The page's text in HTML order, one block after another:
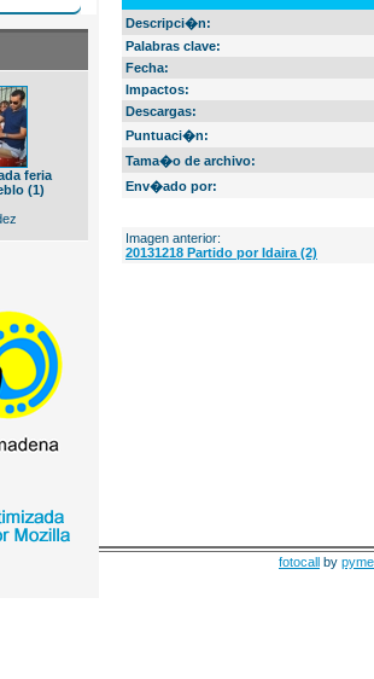
feria
(1)
Descripci�n:
Palabras clave:
Fecha:
Impactos:
Descargas:
Puntuaci�n:
Tama�o de archivo:
Env�ado por:
Imagen anterior:
20131218 Partido por Idaira (2)
fotocall by